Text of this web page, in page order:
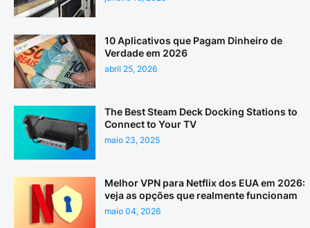
10 Aplicativos que Pagam Dinheiro de
Verdade em 2026
abril 25, 2026
The Best Steam Deck Docking Stations to
Connect to Your TV
maio 23, 2025
Melhor VPN para Netflix dos EUA em 2026:
veja as opções que realmente funcionam
maio 04, 2026